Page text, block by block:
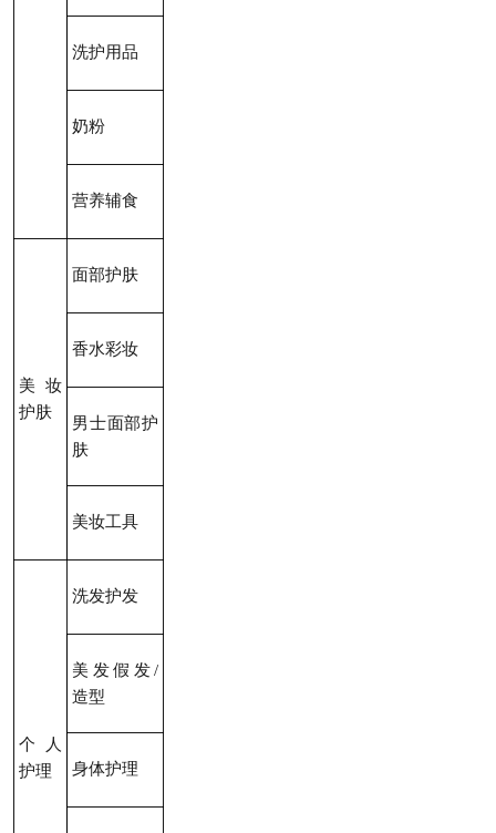
洗护用品
奶粉
营养辅食
美妆
护肤
面部护肤
香水彩妆
男士面部护
肤
美妆工具
个人
护理
洗发护发
美发假发/
造型
身体护理